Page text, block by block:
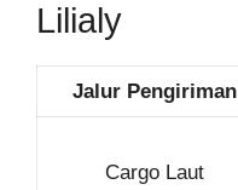
Lilialy
Jalur Pengiriman
Cargo Laut